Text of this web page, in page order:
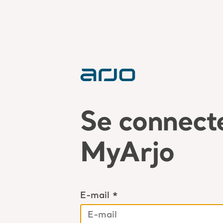
Se
MyArjo
E-mail *